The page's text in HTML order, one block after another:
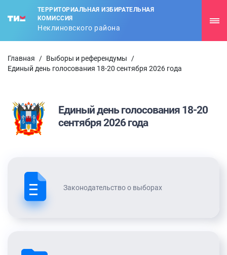
ТЕРРИТОРИАЛЬНАЯ ИЗБИРАТЕЛЬНАЯ
КОМИССИЯ
Неклиновского района
Главная / Выборы и референдумы
/
Единый день голосования 18-20 сентября 2026 года
Единый день голосования 18-20
сентября 2026 года
Законодательство о выборах